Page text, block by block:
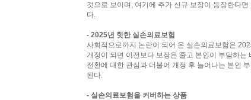
것으로 보이며, 여기에 추가 신규 보장이 등장한다
다.
- 2025년 핫한 실손의료보험
사회적으로까지 논란이 되어 온 실손의료보험은
개정이 되면 이전보다 보장은 줄고 본인이 부담하
전환에 대한 관심과 더불어 개정 후 늘어나는 본인
된다.
- 실손의료보험을 커버하는 상품